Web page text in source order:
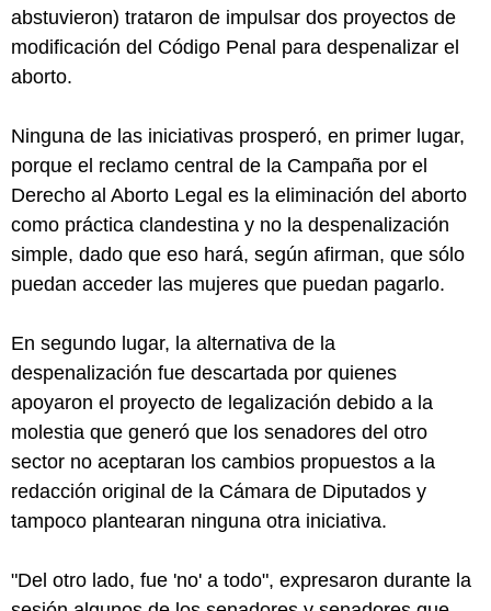
abstuvieron) trataron de impulsar dos proyectos de
modificación del Código Penal para despenalizar el
aborto.
Ninguna de las iniciativas prosperó, en primer lugar,
porque el reclamo central de la Campaña por el
Derecho al Aborto Legal es la eliminación del aborto
como práctica clandestina y no la despenalización
simple, dado que eso hará, según afirman, que sólo
puedan acceder las mujeres que puedan pagarlo.
En segundo lugar, la alternativa de la
despenalización fue descartada por quienes
apoyaron el proyecto de legalización debido a la
molestia que generó que los senadores del otro
sector no aceptaran los cambios propuestos a la
redacción original de la Cámara de Diputados y
tampoco plantearan ninguna otra iniciativa.
"Del otro lado, fue 'no' a todo", expresaron durante la